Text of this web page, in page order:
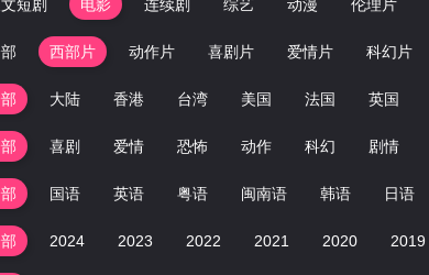
短剧 电影 连续剧 综艺 动漫 伦理片
西部片 动作片 喜剧片 爱情片 科幻片
大陆 香港 台湾 美国 法国 英国
喜剧 爱情 恐怖 动作 科幻 剧情
国语 英语 粤语 闽南语 韩语 日语
2024 2023 2022 2021 2020 2019